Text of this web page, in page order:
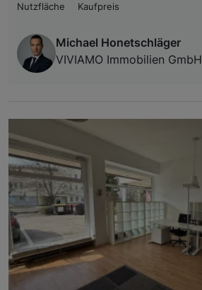
Nutzfläche
Kaufpreis
Michael Honetschläger
VIVIAMO Immobilien GmbH